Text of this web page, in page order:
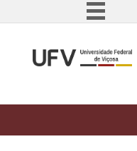
Comunica BR
Acesso à informação